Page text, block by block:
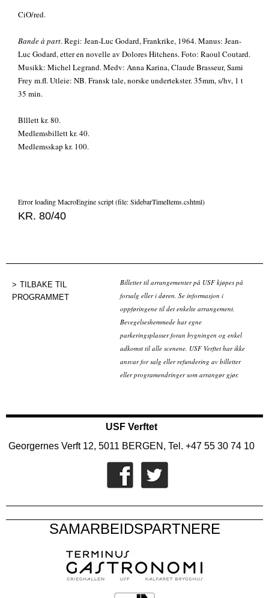
CiO/red.
Bande à part. Regi: Jean-Luc Godard, Frankrike, 1964. Manus: Jean-
Luc Godard, etter en novelle av Dolores Hitchens. Foto: Raoul Coutard.
Musikk: Michel Legrand. Medv: Anna Karina, Claude Brasseur, Sami
Frey m.fl. Utleie: NB. Fransk tale, norske undertekster. 35mm, s/hv, 1 t
35 min.
Blllett kr. 80.
Medlemsbillett kr. 40.
Medlemsskap kr. 100.
Error loading MacroEngine script (file: SidebarTimeItems.cshtml)
KR. 80/40
TILBAKE TIL
PROGRAMMET
Billetter til arrangementer på USF kjøpes på
forsalg eller i døren. Se informasjon i
oppføringene til det enkelte arrangement.
Bevegelseshemmede har egne
parkeringsplasser foran bygningen og enkel
adkomst til alle scenene. USF Verftet har ikke
ansvar for salg eller refundering av billetter
eller programendringer som arrangør gjør.
USF Verftet
Georgernes Verft 12, 5011 BERGEN, Tel. +47 55 30 74 10
SAMARBEIDSPARTNERE